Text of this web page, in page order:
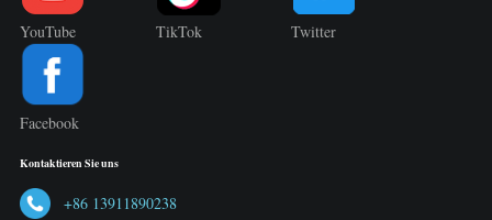
YouTube TikTok Twitter
Facebook
Kontaktieren Sie uns
+86 13911890238